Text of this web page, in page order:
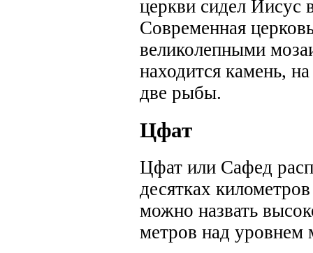
церкви сидел Иисус
Современная
великолепными
находится камень,
две рыбы.
Цфат
Цфат или Сафед
десятках
можно назвать
метров над уровнем